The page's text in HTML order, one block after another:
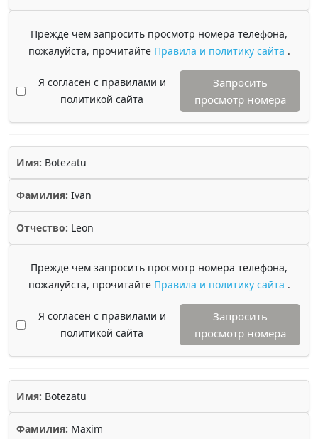
Прежде чем запросить просмотр номера телефона,
пожалуйста, прочитайте Правила и политику сайта .
Я согласен с правилами и
политикой сайта
Запросить
просмотр номера
Имя: Botezatu
Фамилия: Ivan
Отчество: Leon
Прежде чем запросить просмотр номера телефона,
пожалуйста, прочитайте Правила и политику сайта .
Я согласен с правилами и
политикой сайта
Запросить
просмотр номера
Имя: Botezatu
Фамилия: Maxim